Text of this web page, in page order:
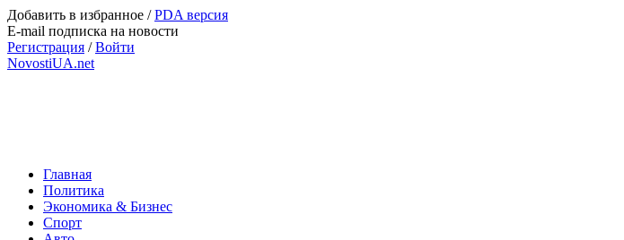
Добавить в избранное /PDA версия
E-mail подписка на новости
Регистрация /Войти
NovostiUA.net
Главная
Политика
Экономика & Бизнес
Спорт